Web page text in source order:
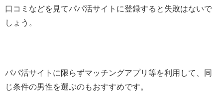
口コミなどを見てパパ活サイトに登録すると失敗はないで
しょう。
パパ活サイトに限らずマッチングアプリ等を利用して、同
じ条件の男性を選ぶのもおすすめです。